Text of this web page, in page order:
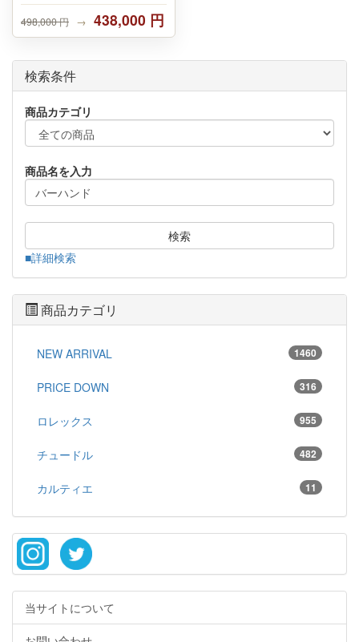
498,000 円 → 438,000 円
検索条件
商品カテゴリ
商品名を入力
検索
■詳細検索
商品カテゴリ
NEW ARRIVAL 1460
PRICE DOWN 316
ロレックス 955
チュードル 482
カルティエ 11
当サイトについて